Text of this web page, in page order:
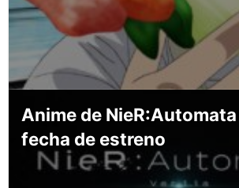
Anime de
fecha de estreno